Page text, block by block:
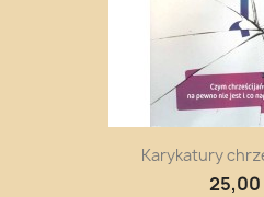
Karykatury
25,00